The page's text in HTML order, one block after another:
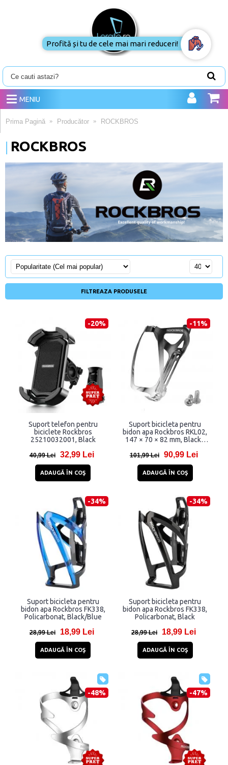
MENIU
Prima Pagină Producător ROCKBROS
ROCKBROS
FILTREAZA PRODUSELE
-20%
Suport telefon pentru
biciclete Rockbros
25210032001, Black
40,99 Lei 32,99 Lei
ADAUGĂ ÎN COŞ
-11%
Suport bicicleta pentru
bidon apa Rockbros RKL02,
147 × 70 × 82 mm, Black /
101,99 Lei 90,99 Lei
ADAUGĂ ÎN COŞ
-34%
Suport bicicleta pentru
bidon apa Rockbros FK338,
Policarbonat, Black/Blue
28,99 Lei 18,99 Lei
ADAUGĂ ÎN COŞ
-34%
Suport bicicleta pentru
bidon apa Rockbros FK338,
Policarbonat, Black
28,99 Lei 18,99 Lei
ADAUGĂ ÎN COŞ
-48% -47%
Profită și tu de cele mai mari reduceri!